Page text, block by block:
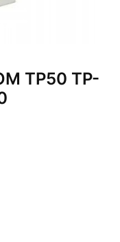
TP50 TP-